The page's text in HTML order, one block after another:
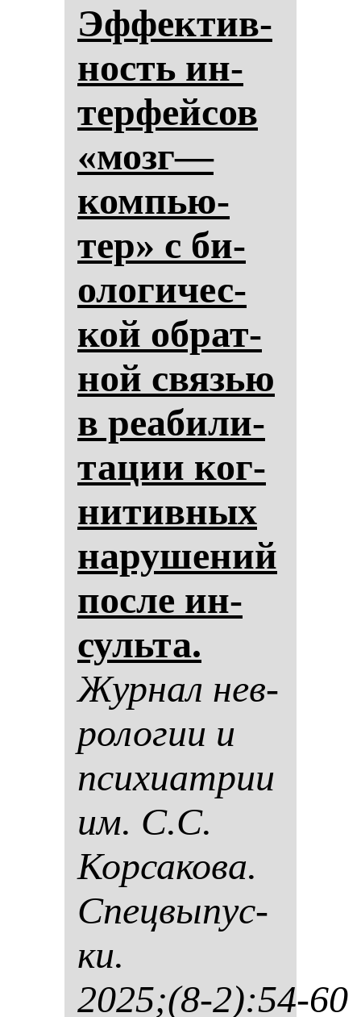
Эф­фек­тив­
ность ин­
тер­фей­сов
«мозг—
ком­пью­
тер» с би­
оло­ги­чес­
кой об­рат­
ной связью
в ре­аби­ли­
та­ции ког­
ни­тив­ных
на­ру­ше­ний
пос­ле ин­
суль­та.
Жур­нал нев­
ро­ло­гии и
пси­хи­ат­рии
им. С.С.
Кор­са­ко­ва.
Спец­вы­пус­
ки.
2025;(8-2):54-60